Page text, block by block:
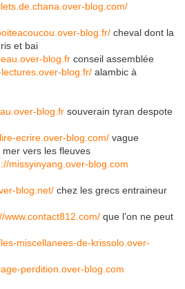
blog.com/
blog.fr/ cheval dont la
et bai
blog.fr conseil assemblée
blog.fr/ alambic à
blog.fr souverain tyran despote
ecrire.over-blog.com/ vague
vers les fleuves
missyinyang.over-blog.com
blog.net/ chez les grecs entraineur
www.contact812.com/ que l’on ne peut
miscellanees-de-krissolo.over-
perdition.over-blog.com